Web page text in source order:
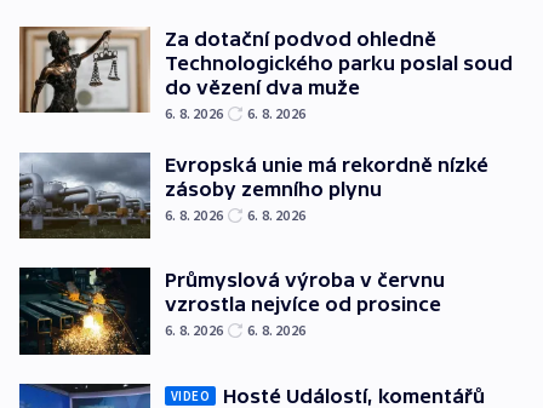
Za dotační podvod ohledně
Technologického parku poslal soud
do vězení dva muže
6. 8. 2026 6. 8. 2026
Evropská unie má rekordně nízké
zásoby zemního plynu
6. 8. 2026 6. 8. 2026
Průmyslová výroba v červnu
vzrostla nejvíce od prosince
6. 8. 2026 6. 8. 2026
VIDEO
Hosté Událostí, komentářů